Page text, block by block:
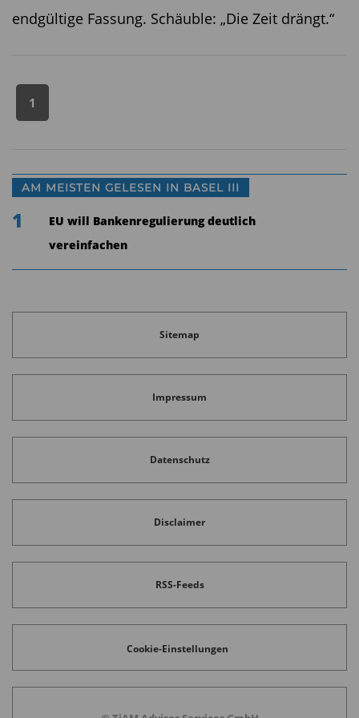
endgültige Fassung. Schäuble: „Die Zeit drängt.“
1
AM MEISTEN GELESEN IN BASEL III
1
EU will Bankenregulierung deutlich
vereinfachen
Sitemap
Impressum
Datenschutz
Disclaimer
RSS-Feeds
Cookie-Einstellungen